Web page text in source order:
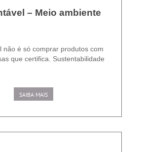
– Meio ambiente
não é só comprar produtos com
que certifica. Sustentabilidade
SAIBA MAIS